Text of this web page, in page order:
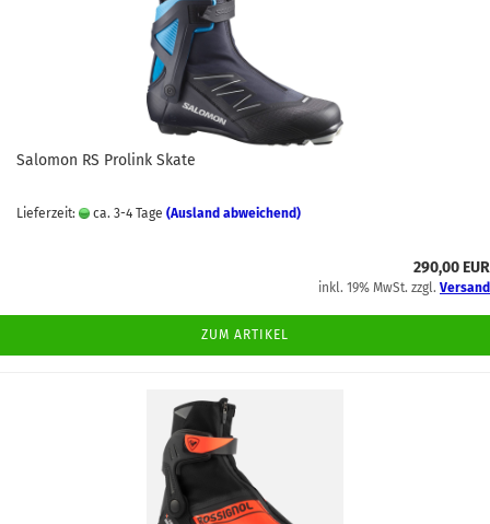
Salomon RS Prolink Skate
Lieferzeit: ca. 3-4 Tage (Ausland abweichend)
290,00 EUR
inkl. 19% MwSt. zzgl. Versand
ZUM ARTIKEL